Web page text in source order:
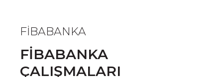
FİBABANKA
FİBABANKA
ÇALIŞMALARI